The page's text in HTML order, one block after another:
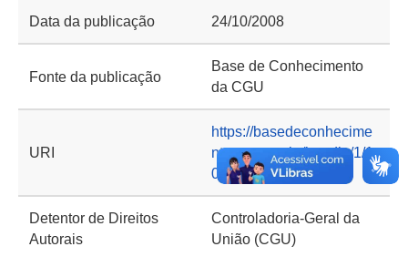
Data da publicação 24/10/2008
Fonte da publicação
Base de Conhecimento
da CGU
URI
https://basedeconhecime
nto.cgu.gov.br/handle/1/1
0188
Detentor de Direitos
Autorais
Controladoria-Geral da
União (CGU)